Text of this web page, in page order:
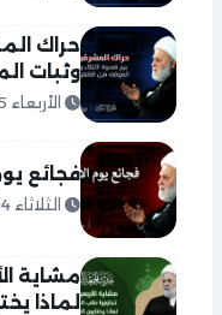
حراك
وثبات
الأربعاء 05 آب 2026
فجائع
الثلاثاء 04 آب 2026
مشاية
لماذا